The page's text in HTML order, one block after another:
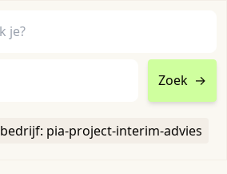
Zoek →
bedrijf: pia-project-interim-advies